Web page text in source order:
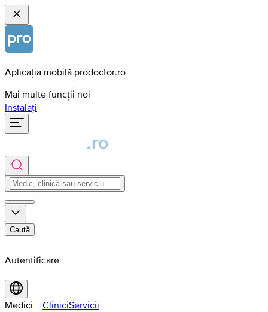
Aplicația mobilă prodoctor.ro
Mai multe funcții noi
Instalați
Caută
Autentificare
Medici CliniciServicii